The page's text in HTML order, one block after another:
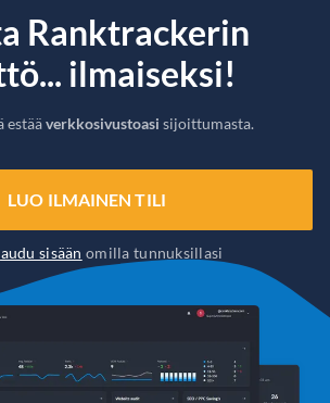
Ranktrackerin
ilmaiseksi!
estääverkkosivustoasi sijoittumasta.
LUO ILMAINEN TILI
sisään omilla tunnuksillasi